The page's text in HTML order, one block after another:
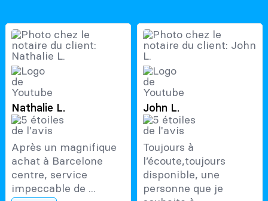
Nathalie L.
Après un magnifique
achat à Barcelone
centre, service
impeccable de ...
John L.
Toujours à
l’écoute,toujours
disponible, une
personne que je